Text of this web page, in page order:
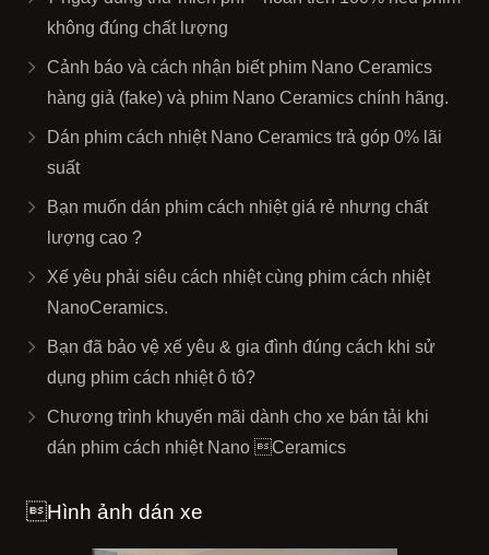
không đúng chất lượng
Cảnh báo và cách nhận biết phim Nano Ceramics
hàng giả (fake) và phim Nano Ceramics chính hãng.
Dán phim cách nhiệt Nano Ceramics trả góp 0% lãi
suất
Bạn muốn dán phim cách nhiệt giá rẻ nhưng chất
lượng cao ?
Xế yêu phải siêu cách nhiệt cùng phim cách nhiệt
NanoCeramics.
Bạn đã bảo vệ xế yêu & gia đình đúng cách khi sử
dụng phim cách nhiệt ô tô?
Chương trình khuyến mãi dành cho xe bán tải khi
dán phim cách nhiệt Nano Ceramics
Hình ảnh dán xe